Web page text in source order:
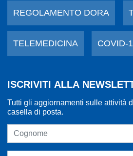
REGOLAMENTO DORA
TELEMEDICINA COVID-
ISCRIVITI ALLA
Tutti gli aggiornamenti sulle attività
casella di posta.